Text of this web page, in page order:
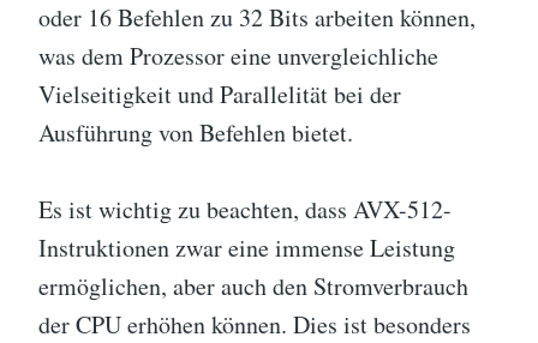
oder 16 Befehlen zu 32 Bits arbeiten können,
was dem Prozessor eine unvergleichliche
Vielseitigkeit und Parallelität bei der
Ausführung von Befehlen bietet.
Es ist wichtig zu beachten, dass AVX-512-
Instruktionen zwar eine immense Leistung
ermöglichen, aber auch den Stromverbrauch
der CPU erhöhen können. Dies ist besonders